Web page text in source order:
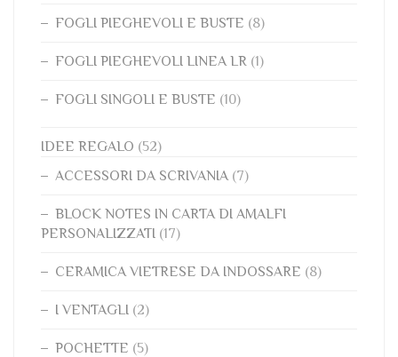
FOGLI PIEGHEVOLI E BUSTE (8)
FOGLI PIEGHEVOLI LINEA LR (1)
FOGLI SINGOLI E BUSTE (10)
IDEE REGALO (52)
ACCESSORI DA SCRIVANIA (7)
BLOCK NOTES IN CARTA DI AMALFI
PERSONALIZZATI (17)
CERAMICA VIETRESE DA INDOSSARE (8)
I VENTAGLI (2)
POCHETTE (5)